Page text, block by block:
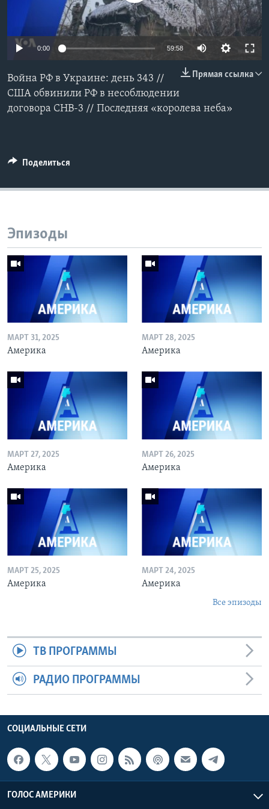
Learning English
СОЦИАЛЬНЫЕ СЕТИ
Языки
0:00 59:58
Прямая ссылка
Война РФ в Украине: день 343 //
США обвинили РФ в несоблюдении
договора СНВ-3 // Последняя «королева неба»
Поделиться
Эпизоды
МАРТ 31, 2025
Америка
МАРТ 28, 2025
Америка
МАРТ 27, 2025
Америка
МАРТ 26, 2025
Америка
МАРТ 25, 2025
Америка
МАРТ 24, 2025
Америка
Все эпизоды
ТВ ПРОГРАММЫ
РАДИО ПРОГРАММЫ
СОЦИАЛЬНЫЕ СЕТИ
ГОЛОС АМЕРИКИ